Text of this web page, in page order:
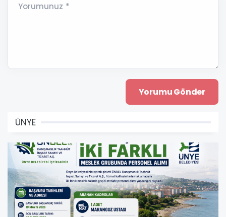
Yorumunuz *
ÜNYE